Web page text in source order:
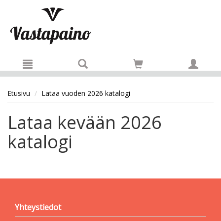
Etusivu Lataa vuoden 2026 katalogi
Lataa kevään 2026
katalogi
Yhteystiedot